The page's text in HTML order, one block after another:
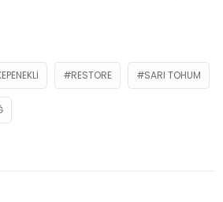
RESTORE SARI TOHUM